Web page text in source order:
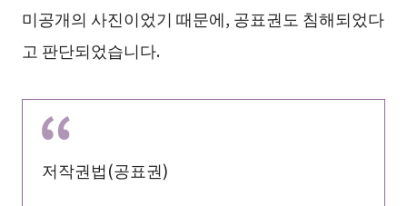
미공개의 사진이었기 때문에, 공표권도 침해되었다
고 판단되었습니다.
저작권법(공표권)